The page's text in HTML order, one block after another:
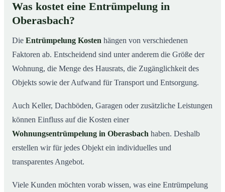
Was kostet eine Entrümpelung in
Oberasbach?
Die Entrümpelung Kosten hängen von verschiedenen
Faktoren ab. Entscheidend sind unter anderem die Größe der
Wohnung, die Menge des Hausrats, die Zugänglichkeit des
Objekts sowie der Aufwand für Transport und Entsorgung.
Auch Keller, Dachböden, Garagen oder zusätzliche Leistungen
können Einfluss auf die Kosten einer
Wohnungsentrümpelung in Oberasbach haben. Deshalb
erstellen wir für jedes Objekt ein individuelles und
transparentes Angebot.
Viele Kunden möchten vorab wissen, was eine Entrümpelung